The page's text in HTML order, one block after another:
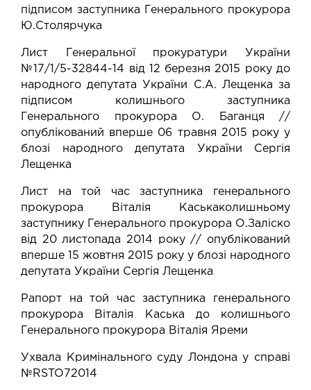
підписом заступника Генерального прокурора
Ю.Столярчука
Лист Генеральної прокуратури України
№17/1/5-32844-14 від 12 березня 2015 року до
народного депутата України С.А. Лещенка за
підписом колишнього заступника
Генерального прокурора О. Баганця //
опублікований вперше 06 травня 2015 року у
блозі народного депутата України Сергія
Лещенка
Лист на той час заступника генерального
прокурора Віталія Каськаколишньому
заступнику Генерального прокурора О.Заліско
від 20 листопада 2014 року // опублікований
вперше 15 жовтня 2015 року у блозі народного
депутата України Сергія Лещенка
Рапорт на той час заступника генерального
прокурора Віталія Каська до колишнього
Генерального прокурора Віталія Яреми
Ухвала Кримінального суду Лондона у справі
№RSTO72014